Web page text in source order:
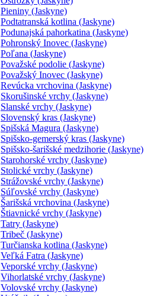
Pieniny (Jaskyne)
Podtatranská kotlina (Jaskyne)
Podunajská pahorkatina (Jaskyne)
Pohronský Inovec (Jaskyne)
Poľana (Jaskyne)
Považské podolie (Jaskyne)
Považský Inovec (Jaskyne)
Revúcka vrchovina (Jaskyne)
Skorušinské vrchy (Jaskyne)
Slanské vrchy (Jaskyne)
Slovenský kras (Jaskyne)
Spišská Magura (Jaskyne)
Spišsko-gemerský kras (Jaskyne)
Spišsko-šarišské medzihorie (Jaskyne)
Starohorské vrchy (Jaskyne)
Stolické vrchy (Jaskyne)
Strážovské vrchy (Jaskyne)
Súľovské vrchy (Jaskyne)
Šarišská vrchovina (Jaskyne)
Štiavnické vrchy (Jaskyne)
Tatry (Jaskyne)
Tribeč (Jaskyne)
Turčianska kotlina (Jaskyne)
Veľká Fatra (Jaskyne)
Veporské vrchy (Jaskyne)
Vihorlatské vrchy (Jaskyne)
Volovské vrchy (Jaskyne)